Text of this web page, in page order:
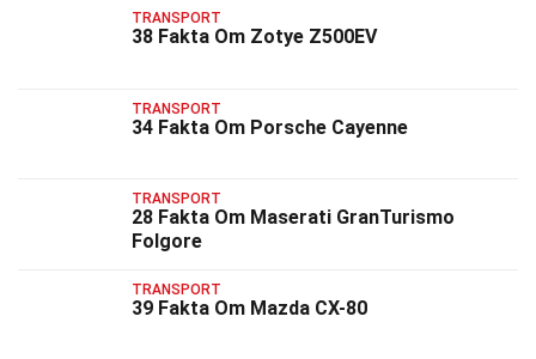
TRANSPORT
38 Fakta Om Zotye Z500EV
TRANSPORT
34 Fakta Om Porsche Cayenne
TRANSPORT
28 Fakta Om Maserati GranTurismo
Folgore
TRANSPORT
39 Fakta Om Mazda CX-80